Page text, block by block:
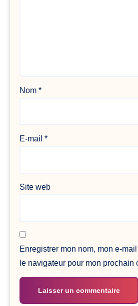
Nom*
E-mail*
Site web
Enregistrer mon nom, mon e-
le navigateur pour mon prochain